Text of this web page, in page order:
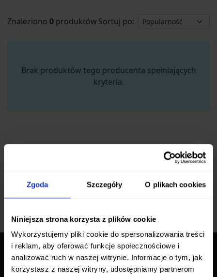
Zgoda Szczegóły O plikach cookies
Niniejsza strona korzysta z plików cookie
Wykorzystujemy pliki cookie do spersonalizowania treści
i reklam, aby oferować funkcje społecznościowe i
analizować ruch w naszej witrynie. Informacje o tym, jak
korzystasz z naszej witryny, udostępniamy partnerom
Znaleziono 0 produktów Sortuj po:
Brak produktów tego producenta spełniających
kryteria.
Zapisz się do newslettera
O NAS